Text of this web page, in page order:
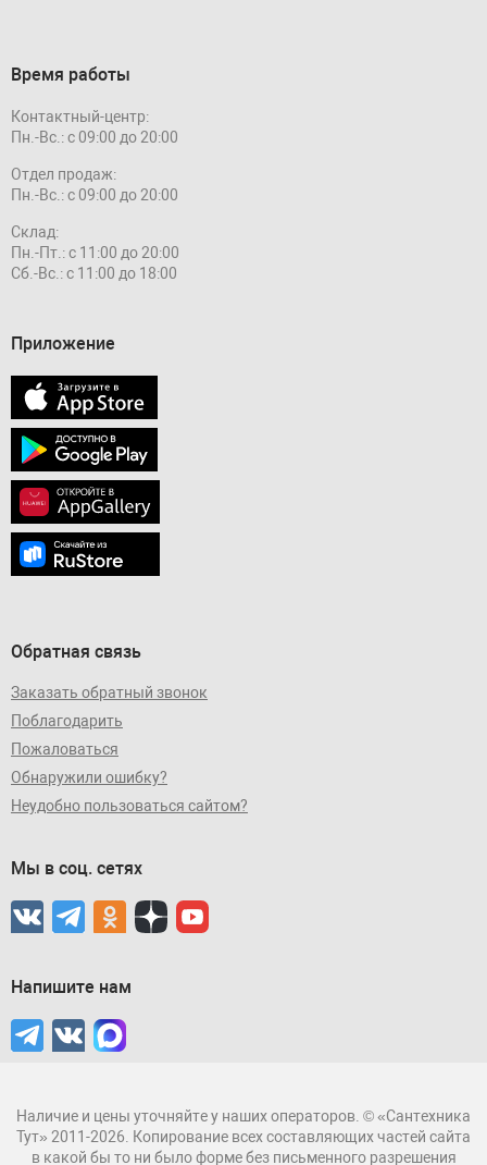
Время работы
Контактный-центр:
Пн.-Вс.: с 09:00 до 20:00
Отдел продаж:
Пн.-Вс.: с 09:00 до 20:00
Склад:
Пн.-Пт.: с 11:00 до 20:00
Сб.-Вс.: с 11:00 до 18:00
Приложение
Обратная связь
Заказать обратный звонок
Поблагодарить
Пожаловаться
Обнаружили ошибку?
Неудобно пользоваться сайтом?
Мы в соц. сетях
Напишите нам
Наличие и цены уточняйте у наших операторов. © «Сантехника
Тут» 2011-2026. Копирование всех составляющих частей сайта
в какой бы то ни было форме без письменного разрешения